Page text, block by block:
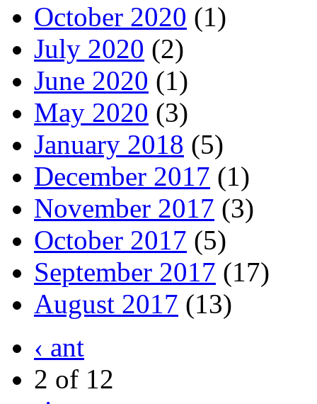
October 2020 (1)
July 2020 (2)
June 2020 (1)
May 2020 (3)
January 2018 (5)
December 2017 (1)
November 2017 (3)
October 2017 (5)
September 2017 (17)
August 2017 (13)
‹ ant
2 of 12